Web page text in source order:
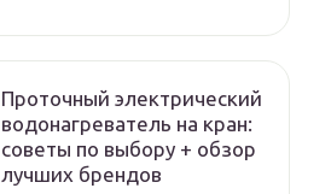
Проточный электрический
водонагреватель на кран:
советы по выбору + обзор
лучших брендов